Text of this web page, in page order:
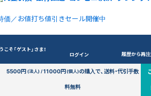
価／お値打ち値引きセール開催中
こそ「ゲスト」さま！
ログイン 履歴から再
5500円(法人) /11000円(個人)の購入で、送料・代引手数
料無料